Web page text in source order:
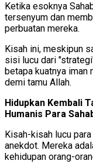
Ketika esoknya
tersenyum dan
perbuatan mereka.
Kisah ini, meskipun
sisi lucu dari
betapa kuatnya iman
demi tamu Allah.
Hidupkan Kembali
Humanis Para
Kisah-kisah lucu
anekdot. Mereka
kehidupan orang-